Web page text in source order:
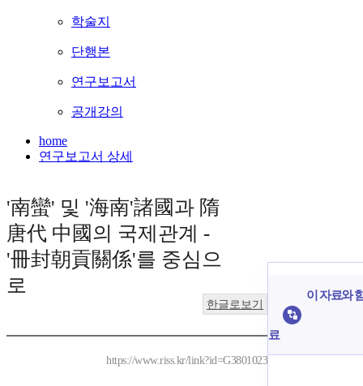
학술지
단행본
연구보고서
공개강의
home
연구보고서 상세
'南蠻' 및 '海南'諸國과 隋
唐代 中國의 국제관계 -
'冊封朝貢關係'를 중심으
로
한글로보기
https://www.riss.kr/link?id=G3801023
이 자료와
료